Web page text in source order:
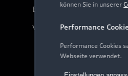
können Sie in unserer
Performance
Performance Cookies
Webseite verwendet.
Bordbuch &
Verträge kündigen